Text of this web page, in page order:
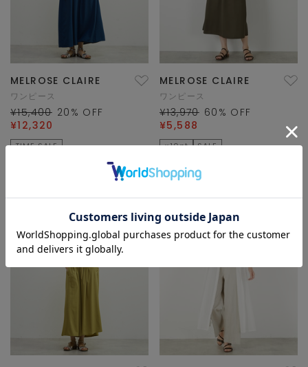
MELROSE CLAIRE
ワンピース
¥15,400 20 % OFF
¥12,320
TIME SALE
MELROSE CLAIRE
ワンピース
¥13,970 60 % OFF
¥5,588
×10pt SALE